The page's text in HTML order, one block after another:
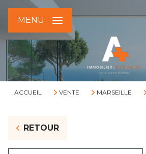
MENU
ACCUEIL VENTE MARSEILLE
RETOUR